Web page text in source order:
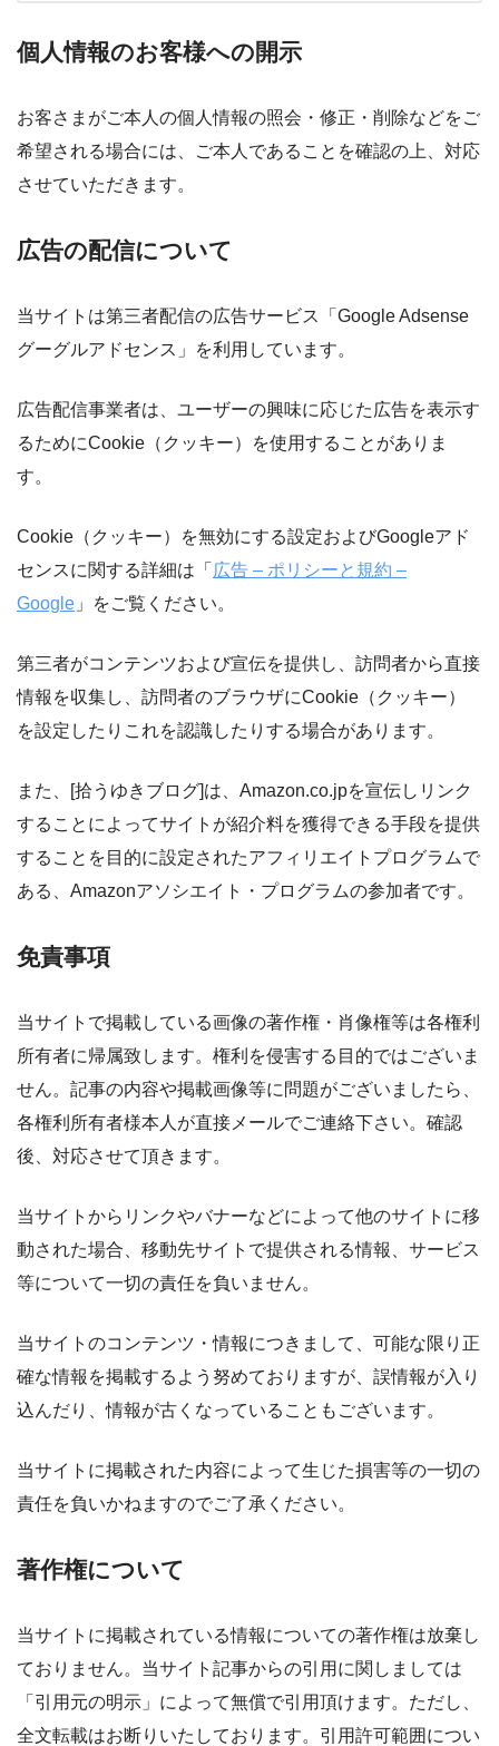
個人情報のお客様への開示
お客さまがご本人の個人情報の照会・修正・削除などをご
希望される場合には、ご本人であることを確認の上、対応
させていただきます。
広告の配信について
当サイトは第三者配信の広告サービス「Google Adsense
グーグルアドセンス」を利用しています。
広告配信事業者は、ユーザーの興味に応じた広告を表示す
るためにCookie（クッキー）を使用することがありま
す。
Cookie（クッキー）を無効にする設定およびGoogleアド
センスに関する詳細は「 広告 – ポリシーと規約 –
Google 」をご覧ください。
第三者がコンテンツおよび宣伝を提供し、訪問者から直接
情報を収集し、訪問者のブラウザにCookie（クッキー）
を設定したりこれを認識したりする場合があります。
また、[拾うゆきブログ]は、Amazon.co.jpを宣伝しリンク
することによってサイトが紹介料を獲得できる手段を提供
することを目的に設定されたアフィリエイトプログラムで
ある、Amazonアソシエイト・プログラムの参加者です。
免責事項
当サイトで掲載している画像の著作権・肖像権等は各権利
所有者に帰属致します。権利を侵害する目的ではございま
せん。記事の内容や掲載画像等に問題がございましたら、
各権利所有者様本人が直接メールでご連絡下さい。確認
後、対応させて頂きます。
当サイトからリンクやバナーなどによって他のサイトに移
動された場合、移動先サイトで提供される情報、サービス
等について一切の責任を負いません。
当サイトのコンテンツ・情報につきまして、可能な限り正
確な情報を掲載するよう努めておりますが、誤情報が入り
込んだり、情報が古くなっていることもございます。
当サイトに掲載された内容によって生じた損害等の一切の
責任を負いかねますのでご了承ください。
著作権について
当サイトに掲載されている情報についての著作権は放棄し
ておりません。当サイト記事からの引用に関しましては
「引用元の明示」によって無償で引用頂けます。ただし、
全文転載はお断りいたしております。引用許可範囲につい